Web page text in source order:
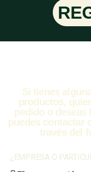
Si tienes
productos,
pedido o deseas
puedes contactar
través del
¿EMPRESA O